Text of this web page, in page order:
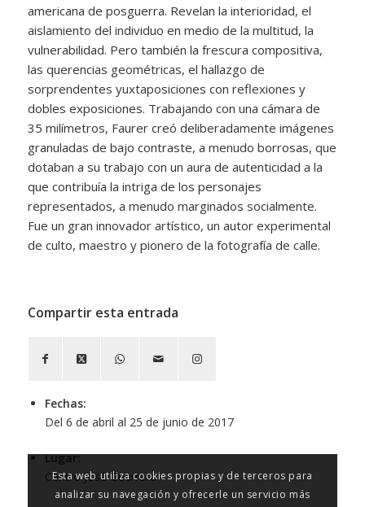
americana de posguerra. Revelan la interioridad, el
aislamiento del individuo en medio de la multitud, la
vulnerabilidad. Pero también la frescura compositiva,
las querencias geométricas, el hallazgo de
sorprendentes yuxtaposiciones con reflexiones y
dobles exposiciones. Trabajando con una cámara de
35 milímetros, Faurer creó deliberadamente imágenes
granuladas de bajo contraste, a menudo borrosas, que
dotaban a su trabajo con un aura de autenticidad a la
que contribuía la intriga de los personajes
representados, a menudo marginados socialmente.
Fue un gran innovador artístico, un autor experimental
de culto, maestro y pionero de la fotografía de calle.
Compartir esta entrada
Fechas:
Del 6 de abril al 25 de junio de 2017
Lugar:
Centro José Guerrero
Esta web utiliza cookies propias y de terceros para
analizar su navegación y ofrecerle un servicio más